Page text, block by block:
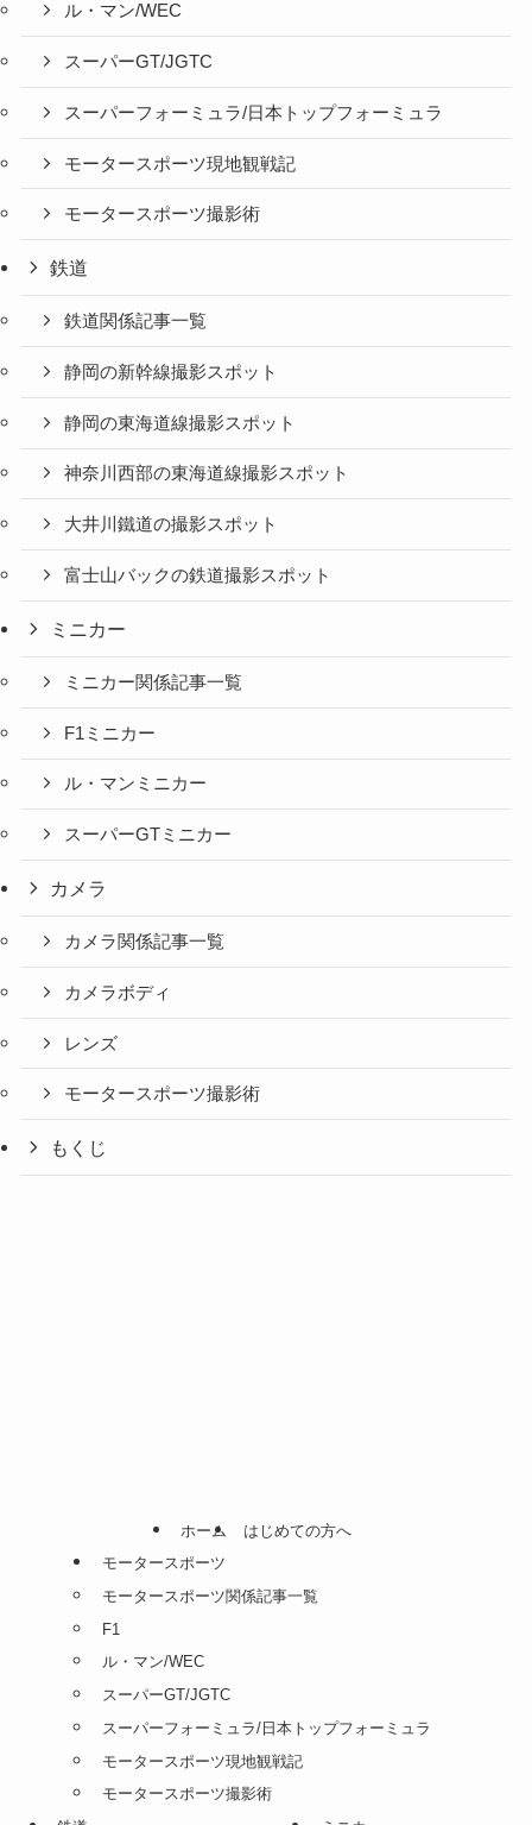
ル・マン/WEC
スーパーGT/JGTC
スーパーフォーミュラ/日本トップフォーミュラ
モータースポーツ現地観戦記
モータースポーツ撮影術
鉄道
鉄道関係記事一覧
静岡の新幹線撮影スポット
静岡の東海道線撮影スポット
神奈川西部の東海道線撮影スポット
大井川鐵道の撮影スポット
富士山バックの鉄道撮影スポット
ミニカー
ミニカー関係記事一覧
F1ミニカー
ル・マンミニカー
スーパーGTミニカー
カメラ
カメラ関係記事一覧
カメラボディ
レンズ
モータースポーツ撮影術
もくじ
ホーム
はじめての方へ
モータースポーツ
モータースポーツ関係記事一覧
F1
ル・マン/WEC
スーパーGT/JGTC
スーパーフォーミュラ/日本トップフォーミュラ
モータースポーツ現地観戦記
モータースポーツ撮影術